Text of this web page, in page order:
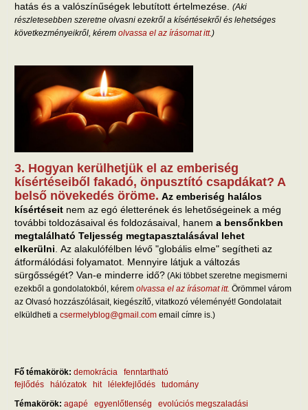
hatás és a valószínűségek lebutított értelmezése. (Aki
részletesebben szeretne olvasni ezekről a kísértésekről és lehetséges
következményeikről, kérem olvassa el az írásomat itt.)
3. Hogyan kerülhetjük el az emberiség
kísértéseiből fakadó, önpusztító csapdákat? A
belső növekedés öröme. Az emberiség halálos
kísértéseit nem az egó életterének és lehetőségeinek a még
további toldozásaival és foldozásaival, hanem a bensőnkben
megtalálható Teljesség megtapasztalásával lehet
elkerülni . Az alakulófélben lévő "globális elme" segítheti az
átformálódási folyamatot. Mennyire látjuk a változás
sürgősségét? Van-e minderre idő? (Aki többet szeretne megismerni
ezekből a gondolatokból, kérem olvassa el az írásomat itt. Örömmel várom
az Olvasó hozzászólásait, kiegészítő, vitatkozó véleményét! Gondolatait
elküldheti a csermelyblog@gmail.com email címre is.)
Fő témakörök: demokrácia
fenntartható
fejlődés
hálózatok hit lélekfejlődés
tudomány
Témakörök: agapé egyenlőtlenség
evolúciós megszaladási